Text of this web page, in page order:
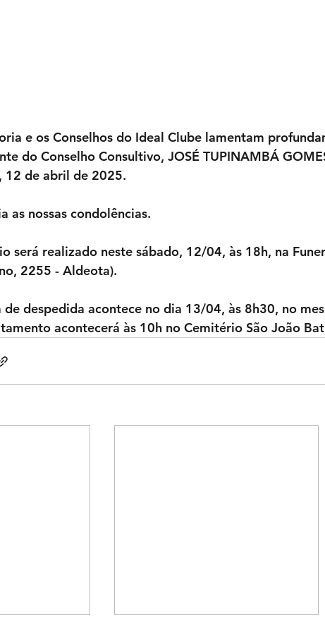
e os Conselhos do Ideal Clube lamentam
do Conselho Consultivo, JOSÉ TUPINAMBÁ
12 de abril de 2025.
as nossas condolências.
será realizado neste sábado, 12/04, às 18h, na
2255 - Aldeota).
de despedida acontece no dia 13/04, às 8h30, no
acontecerá às 10h no Cemitério São João